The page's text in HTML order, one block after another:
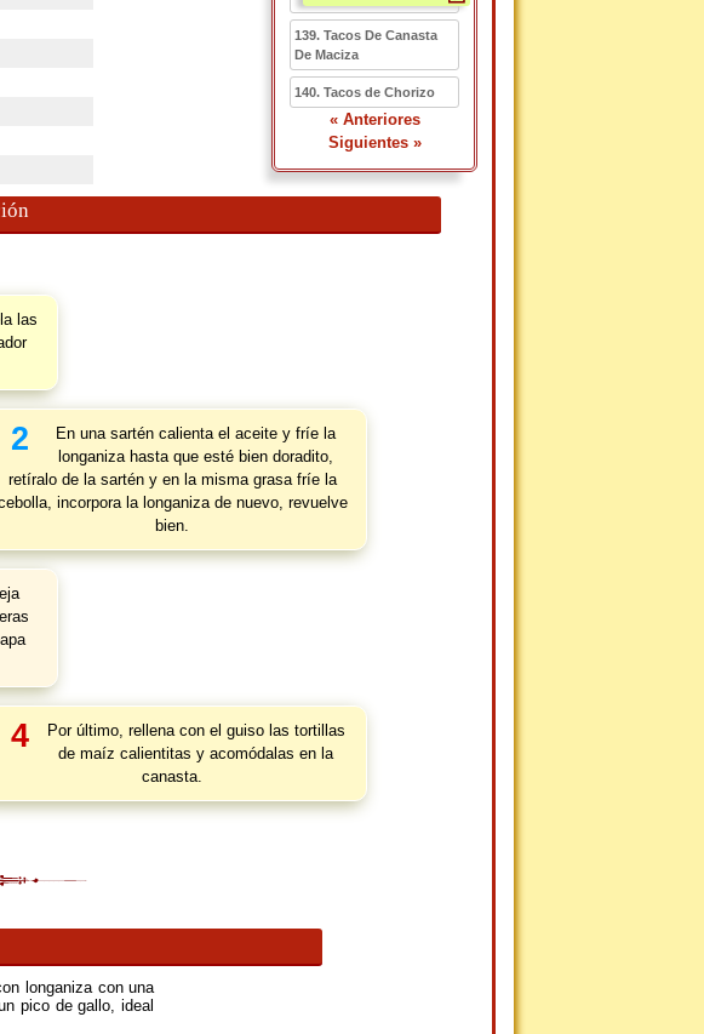
139. Tacos De Canasta
De Maciza
140. Tacos de Chorizo
« Anteriores
Siguientes »
las
2
En una sartén calienta el aceite y fríe la
longaniza hasta que esté bien doradito,
retíralo de la sartén y en la misma grasa fríe la
incorpora la longaniza de nuevo, revuelve
bien.
4
Por último, rellena con el guiso las tortillas
de maíz calientitas y acomódalas en la
canasta.
longaniza con una
pico de gallo, ideal